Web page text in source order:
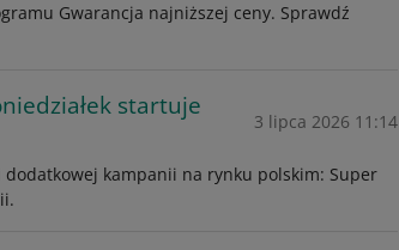
Gwarancja najniższej ceny. Sprawdź
startuje
3 lipca 2026 11:14
dodatkowej kampanii na rynku polskim: Super